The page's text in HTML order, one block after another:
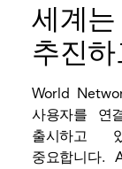
세계
추진
World
사용자를 연
출시하고
중요합니다.